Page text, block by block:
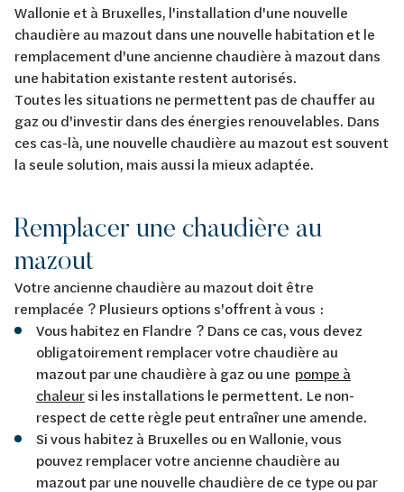
Wallonie et à Bruxelles, l'installation d'une nouvelle
chaudière au mazout dans une nouvelle habitation et le
remplacement d'une ancienne chaudière à mazout dans
une habitation existante restent autorisés.
Toutes les situations ne permettent pas de chauffer au
gaz ou d'investir dans des énergies renouvelables. Dans
ces cas-là, une nouvelle chaudière au mazout est souvent
la seule solution, mais aussi la mieux adaptée.
Remplacer une chaudière au
mazout
Votre ancienne chaudière au mazout doit être
remplacée ? Plusieurs options s'offrent à vous :
Vous habitez en Flandre ? Dans ce cas, vous devez
obligatoirement remplacer votre chaudière au
mazout par une chaudière à gaz ou une pompe à
chaleursi les installations le permettent. Le non-
respect de cette règle peut entraîner une amende.
Si vous habitez à Bruxelles ou en Wallonie, vous
pouvez remplacer votre ancienne chaudière au
mazout par une nouvelle chaudière de ce type ou par